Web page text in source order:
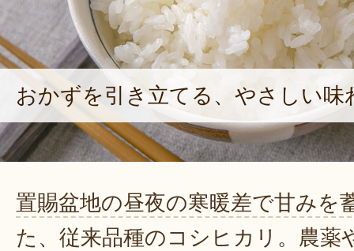
おかずを引き立てる、やさしい味
置賜盆地の昼夜の寒暖差で甘みを
た、従来品種のコシヒカリ。農薬